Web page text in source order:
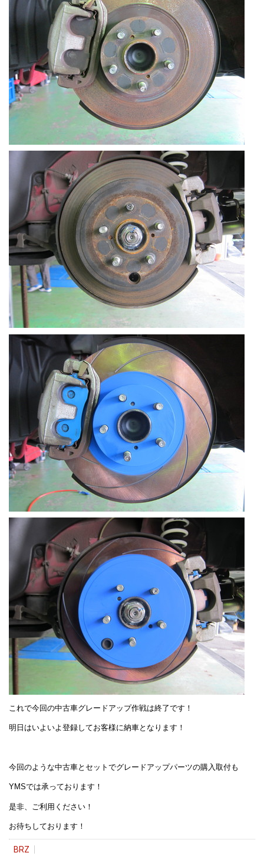
これで今回の中古車グレードアップ作戦は終了です！
明日はいよいよ登録してお客様に納車となります！
今回のような中古車とセットでグレードアップパーツの購入取付も
YMSでは承っております！
是非、ご利用ください！
お待ちしております！
BRZ